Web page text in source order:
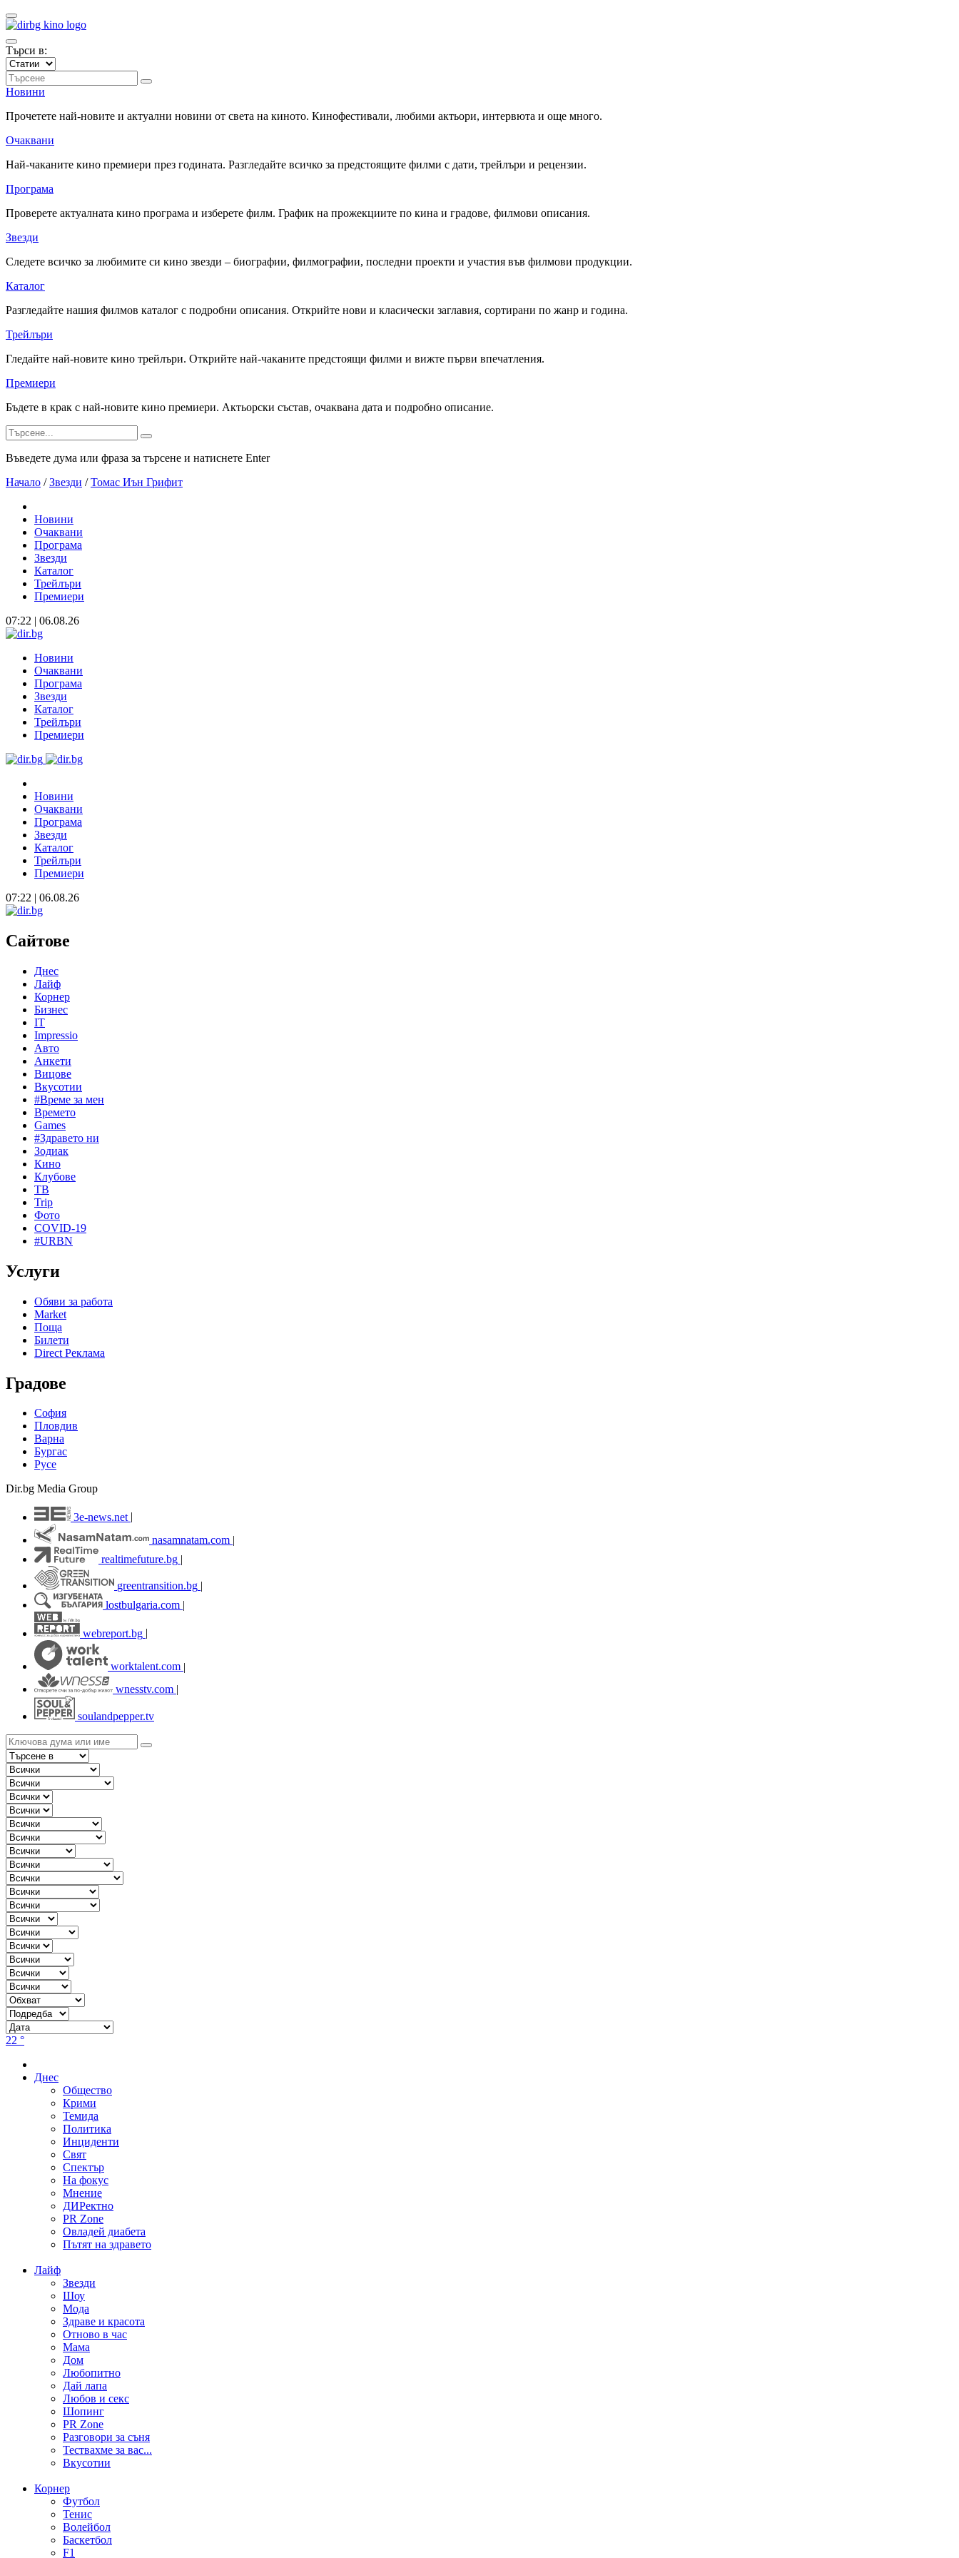
Търси в:
Новини
Прочетете най-новите и актуални новини от света на киното. Кинофестивали, любими актьори, интервюта и още много.
Очаквани
Най-чаканите кино премиери през годината. Разгледайте всичко за предстоящите филми с дати, трейлъри и рецензии.
Програма
Проверете актуалната кино програма и изберете филм. График на прожекциите по кина и градове, филмови описания.
Звезди
Следете всичко за любимите си кино звезди – биографии, филмографии, последни проекти и участия във филмови продукции.
Каталог
Разгледайте нашия филмов каталог с подробни описания. Открийте нови и класически заглавия, сортирани по жанр и година.
Трейлъри
Гледайте най-новите кино трейлъри. Открийте най-чаканите предстоящи филми и вижте първи впечатления.
Премиери
Бъдете в крак с най-новите кино премиери. Актьорски състав, очаквана дата и подробно описание.
Въведете дума или фраза за търсене и натиснете Enter
Начало / Звезди / Томас Иън Грифит
Новини
Очаквани
Програма
Звезди
Каталог
Трейлъри
Премиери
07:22 | 06.08.26
Новини
Очаквани
Програма
Звезди
Каталог
Трейлъри
Премиери
Новини
Очаквани
Програма
Звезди
Каталог
Трейлъри
Премиери
07:22 | 06.08.26
Сайтове
Днес
Лайф
Корнер
Бизнес
IT
Impressio
Авто
Анкети
Вицове
Вкусотии
#Време за мен
Времето
Games
#Здравето ни
Зодиак
Кино
Клубове
ТВ
Trip
Фото
COVID-19
#URBN
Услуги
Обяви за работа
Market
Поща
Билети
Direct Реклама
Градове
София
Пловдив
Варна
Бургас
Русе
Dir.bg Media Group
3e-news.net
nasamnatam.com |
realtimefuture.bg |
greentransition.bg |
lostbulgaria.com |
webreport.bg
worktalent.com |
wnesstv.com |
soulandpepper.tv
22 °
Днес
Общество
Крими
Темида
Политика
Инциденти
Свят
Спектър
На фокус
Мнение
ДИРектно
PR Zone
Овладей диабета
Пътят на здравето
Лайф
Звезди
Шоу
Мода
Здраве и красота
Отново в час
Мама
Дом
Любопитно
Дай лапа
Любов и секс
Шопинг
PR Zone
Разговори за съня
Тествахме за вас...
Вкусотии
Корнер
Футбол
Тенис
Волейбол
Баскетбол
F1